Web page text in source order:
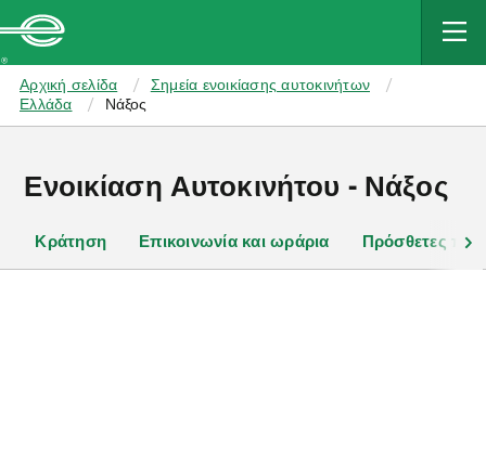
MAIN
CONTENT
Enterprise
Αρχική σελίδα
Σημεία ενοικίασης αυτοκινήτων
Ελλάδα
Νάξος
Ενοικίαση Αυτοκινήτου - Νάξος
Κράτηση Επικοινωνία και ωράρια Πρόσθετες